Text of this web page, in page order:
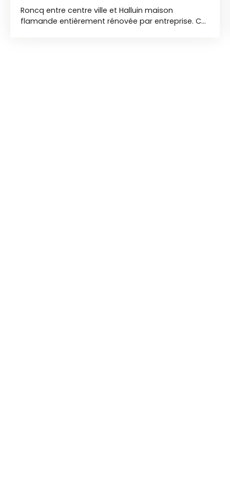
Roncq entre centre ville et Halluin maison
flamande entièrement rénovée par entreprise. Ce